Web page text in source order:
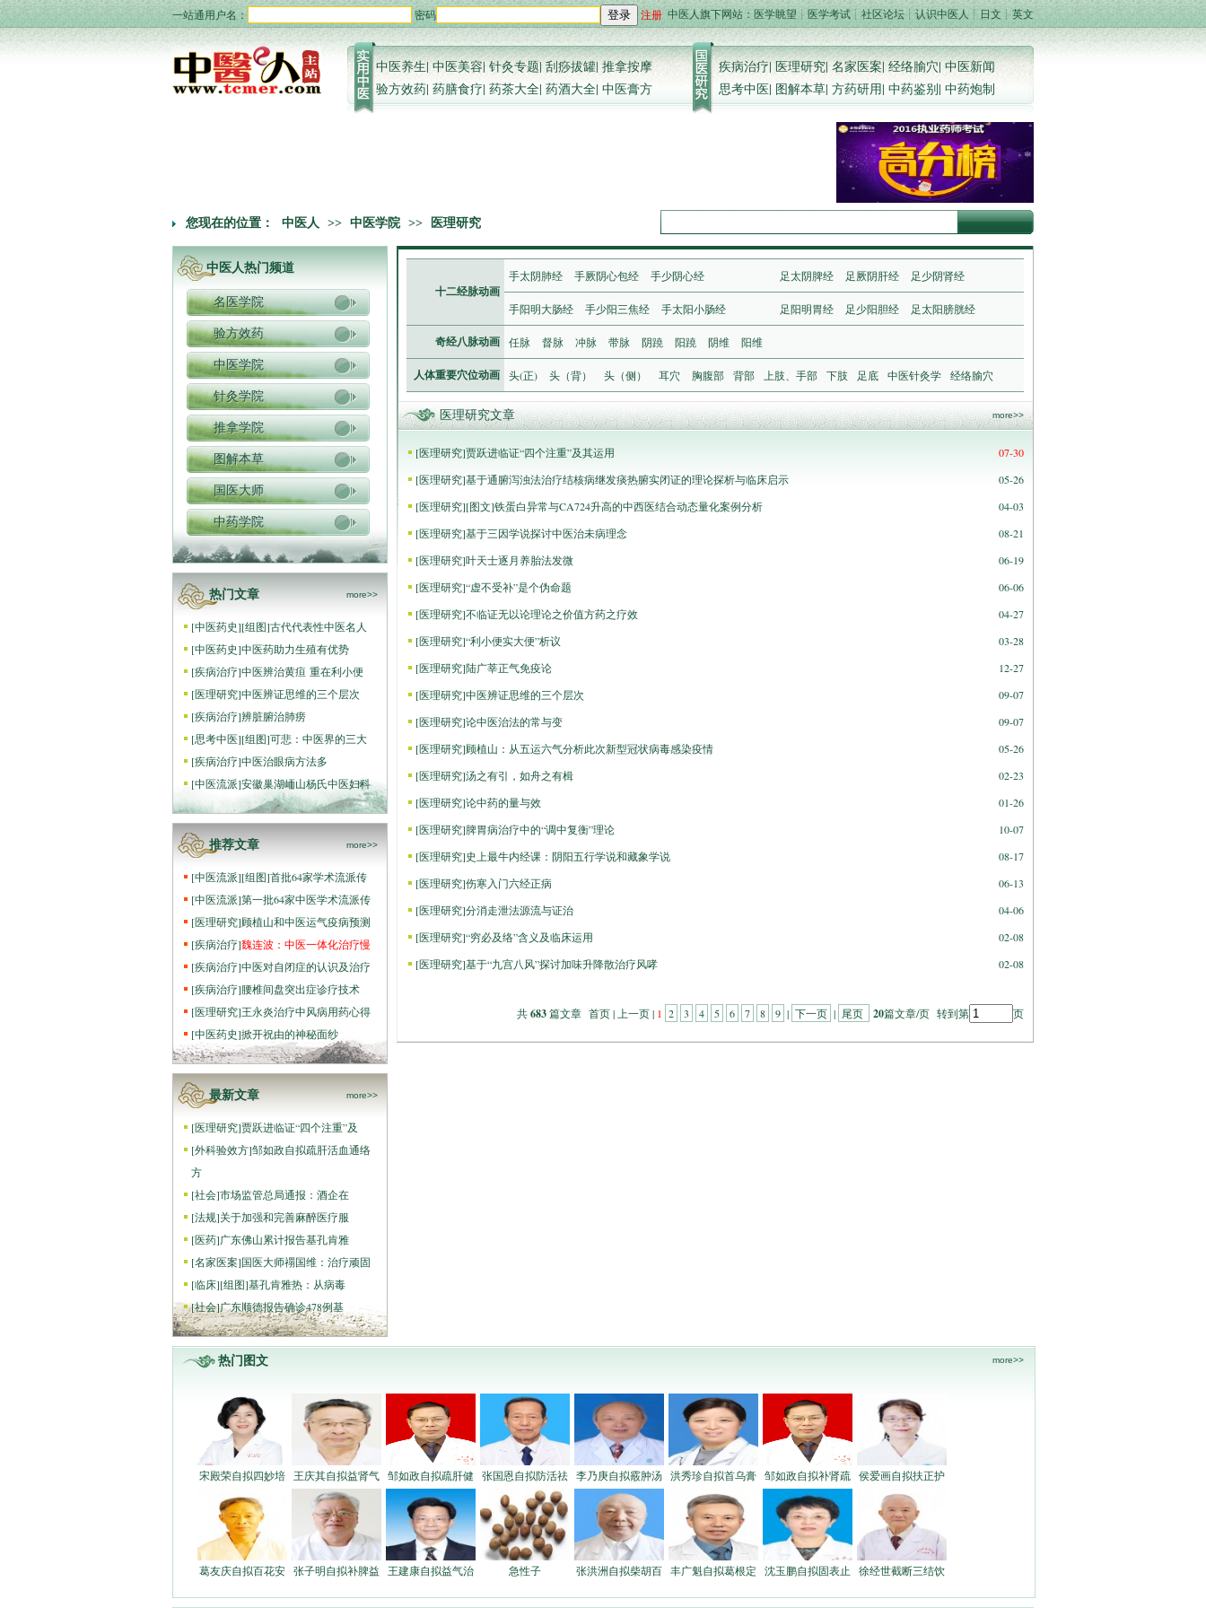
一站通用户名： 密码 登录 注册 中医人旗下网站： 医学眺望┊医学考试 ┊社区论坛┊ 认识中医人┊ 日文 ┊英文
中医养生|中医美容|针灸专题|刮痧拔罐|推拿按摩
验方效药| 药膳食疗| 药茶大全| 药酒大全| 中医膏方
疾病治疗|医理研究|名家医案|经络腧穴|中医新闻
思考中医| 图解本草| 方药研用| 中药鉴别| 中药炮制
您现在的位置： 中医人 >> 中医学院 >> 医理研究
中医人热门频道
名医学院
验方效药
中医学院
针灸学院
推拿学院
图解本草
国医大师
中药学院
热门文章 more>>
[中医药史][组图]古代代表性中医名人
[中医药史]中医药助力生殖有优势
[疾病治疗]中医辨治黄疸 重在利小便
[医理研究]中医辨证思维的三个层次
[疾病治疗]辨脏腑治肺痨
[思考中医][组图]可悲：中医界的三大
[疾病治疗]中医治眼病方法多
[中医流派]安徽巢湖峏山杨氏中医妇科
推荐文章 more>>
[中医流派][组图]首批64家学术流派传
[中医流派]第一批64家中医学术流派传
[医理研究]顾植山和中医运气疫病预测
[疾病治疗]魏连波：中医一体化治疗慢
[疾病治疗]中医对自闭症的认识及治疗
[疾病治疗]腰椎间盘突出症诊疗技术
[医理研究]王永炎治疗中风病用药心得
[中医药史]掀开祝由的神秘面纱
最新文章 more>>
[医理研究]贾跃进临证“四个注重”及
[外科验效方]邹如政自拟疏肝活血通络
方
[社会]市场监管总局通报：酒企在
[法规]关于加强和完善麻醉医疗服
[医药]广东佛山累计报告基孔肯雅
[名家医案]国医大师禤国维：治疗顽固
[临床][组图]基孔肯雅热：从病毒
[社会]广东顺德报告确诊478例基
十二经脉动画
手太阴肺经 手厥阴心包经 手少阴心经 足太阴脾经 足厥阴肝经 足少阴肾经
手阳明大肠经 手少阳三焦经 手太阳小肠经 足阳明胃经 足少阳胆经 足太阳膀胱经
奇经八脉动画 任脉 督脉 冲脉 带脉 阴蹺 阳蹺 阴维 阳维
人体重要穴位动画 头(正) 头（背） 头（侧） 耳穴 胸腹部 背部 上肢、手部 下肢 足底 中医针灸学 经络腧穴
医理研究文章 more>>
[医理研究]贾跃进临证“四个注重”及其运用
07-30
[医理研究]基于通腑泻浊法治疗结核病继发痰热腑实闭证的理论探析与临床启示
05-26
[医理研究][图文]铁蛋白异常与CA724升高的中西医结合动态量化案例分析
04-03
[医理研究]基于三因学说探讨中医治未病理念
08-21
[医理研究]叶天士逐月养胎法发微
06-19
[医理研究]“虚不受补”是个伪命题
06-06
[医理研究]不临证无以论理论之价值方药之疗效
04-27
[医理研究]“利小便实大便”析议
03-28
[医理研究]陆广莘正气免疫论
12-27
[医理研究]中医辨证思维的三个层次
09-07
[医理研究]论中医治法的常与变
09-07
[医理研究]顾植山：从五运六气分析此次新型冠状病毒感染疫情
05-26
[医理研究]汤之有引，如舟之有楫
02-23
[医理研究]论中药的量与效
01-26
[医理研究]脾胃病治疗中的“调中复衡”理论
10-07
[医理研究]史上最牛内经课：阴阳五行学说和藏象学说
08-17
[医理研究]伤寒入门六经正病
06-13
[医理研究]分消走泄法源流与证治
04-06
[医理研究]“穷必及络”含义及临床运用
02-08
[医理研究]基于“九宫八风”探讨加味升降散治疗风哮 02-08
共683篇文章 首页 | 上一页 | 1 2 3 4 5 6 7 8 9 | 下一页 | 尾页 20篇文章/页 转到第 页
热门图文 more>>
宋殿荣自拟四妙培 王庆其自拟益肾气 邹如政自拟疏肝健 张国恩自拟防活祛 李乃庚自拟霰肿汤 洪秀珍自拟首乌膏 邹如政自拟补肾疏 侯爱画自拟扶正护
葛友庆自拟百花安 张子明自拟补脾益 王建康自拟益气治 急性子 张洪洲自拟柴胡百 丰广魁自拟葛根定 沈玉鹏自拟固表止 徐经世截断三结饮